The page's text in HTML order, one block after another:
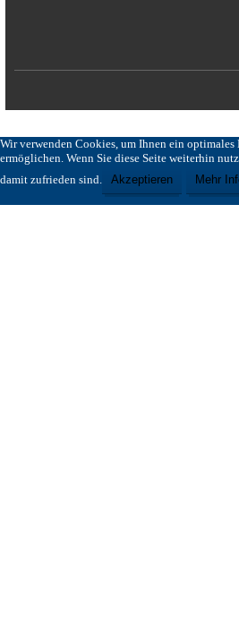
Wir verwenden Cookies, um Ihnen ein optimales
ermöglichen. Wenn Sie diese Seite weiterhin
damit zufrieden sind.
Akzeptieren Mehr